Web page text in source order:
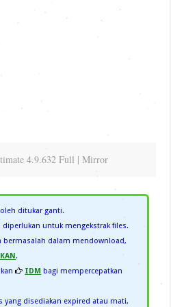
4.9.632 Full | Mirror
ditukar ganti.
diperlukan untuk mengekstrak files.
bermasalah dalam mendownload,
.
IDM bagi mempercepatkan
yang disediakan expired atau mati,